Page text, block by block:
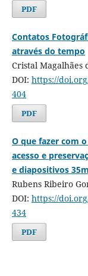
PDF
Contatos
através do tempo
Cristal Magalhães
DOI: https://
404
PDF
O que fazer com
acesso e
e diapositivos
Rubens Ribeiro
DOI: https://
434
PDF